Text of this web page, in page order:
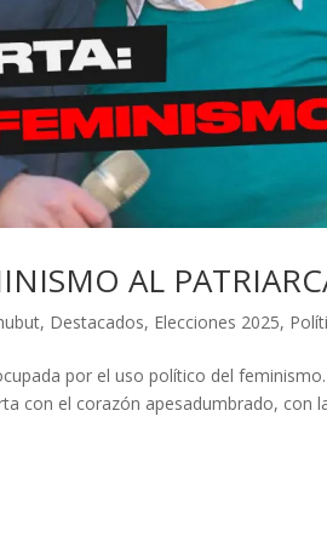
AL
, Destacados, Elecciones 2025,
por el uso político del
con el corazón apesadumbrado, con